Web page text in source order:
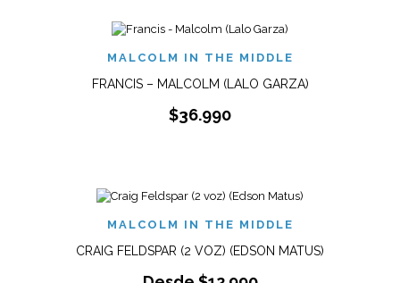
MALCOLM IN THE MIDDLE
FRANCIS – MALCOLM (LALO GARZA)
$36.990
MALCOLM IN THE MIDDLE
CRAIG FELDSPAR (2 VOZ) (EDSON MATUS)